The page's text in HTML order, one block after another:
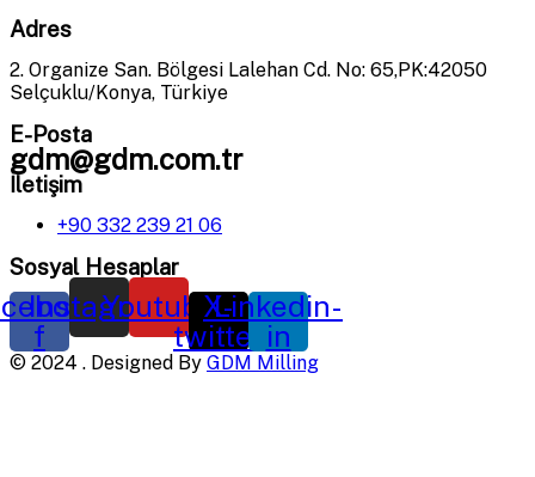
Adres
2. Organize San. Bölgesi Lalehan Cd. No: 65,PK:42050
Selçuklu/Konya, Türkiye
E-Posta
gdm@gdm.com.tr
İletişim
+90 332 239 21 06
Sosyal Hesaplar
f
Instagram
YoutubeX-
twitter
Linkedin-
in
© 2024 . Designed By GDM Milling